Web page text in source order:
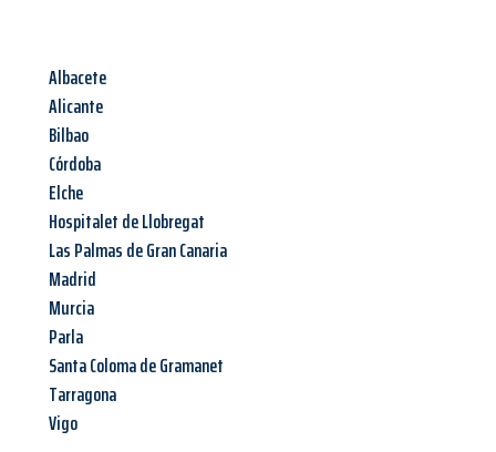
Albacete
Alicante
Bilbao
Córdoba
Elche
Hospitalet de Llobregat
Las Palmas de Gran Canaria
Madrid
Murcia
Parla
Santa Coloma de Gramanet
Tarragona
Vigo